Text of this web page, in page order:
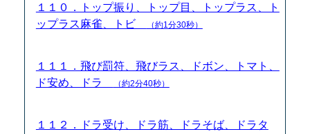
１１０．トップ振り、トップ目、トップラス、ト
ップラス麻雀、トビ
（約1分30秒）
１１１．飛び罰符、飛びラス、ドボン、トマト、
ド安め、ドラ
（約2分40秒）
１１２．ドラ受け、ドラ筋、ドラそば、ドラタ